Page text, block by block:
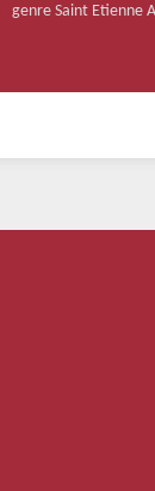
genre Saint Etienne